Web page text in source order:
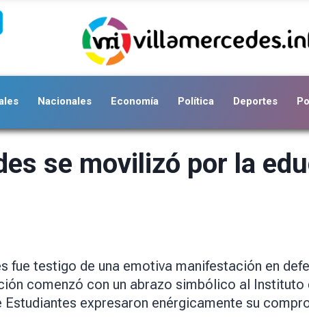
Nacionales Economía Política Deportes
se movilizó por la
fue testigo de una emotiva manifestación en
comenzó con un abrazo simbólico al
Estudiantes expresaron enérgicamente su